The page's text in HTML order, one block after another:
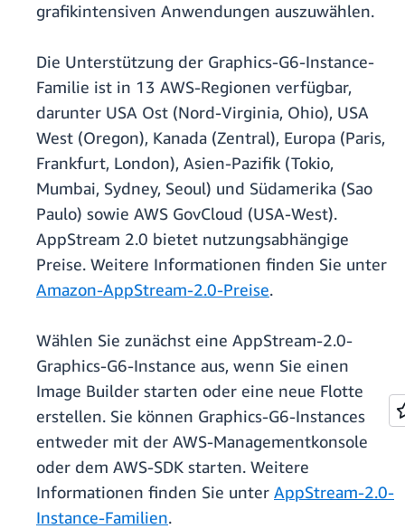
grafikintensiven Anwendungen auszuwählen.
Die Unterstützung der Graphics-G6-Instance-
Familie ist in 13 AWS-Regionen verfügbar,
darunter USA Ost (Nord-Virginia, Ohio), USA
West (Oregon), Kanada (Zentral), Europa (Paris,
Frankfurt, London), Asien-Pazifik (Tokio,
Mumbai, Sydney, Seoul) und Südamerika (Sao
Paulo) sowie AWS GovCloud (USA-West).
AppStream 2.0 bietet nutzungsabhängige
Preise. Weitere Informationen finden Sie unter
Amazon-AppStream-2.0-Preise.
Wählen Sie zunächst eine AppStream-2.0-
Graphics-G6-Instance aus, wenn Sie einen
Image Builder starten oder eine neue Flotte
erstellen. Sie können Graphics-G6-Instances
entweder mit der AWS-Managementkonsole
oder dem AWS-SDK starten. Weitere
Informationen finden Sie unter AppStream-2.0-
Instance-Familien.